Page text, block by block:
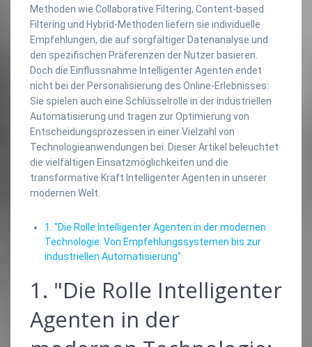
Methoden wie Collaborative Filtering, Content-based
Filtering und Hybrid-Methoden liefern sie individuelle
Empfehlungen, die auf sorgfältiger Datenanalyse und
den spezifischen Präferenzen der Nutzer basieren.
Doch die Einflussnahme Intelligenter Agenten endet
nicht bei der Personalisierung des Online-Erlebnisses:
Sie spielen auch eine Schlüsselrolle in der industriellen
Automatisierung und tragen zur Optimierung von
Entscheidungsprozessen in einer Vielzahl von
Technologieanwendungen bei. Dieser Artikel beleuchtet
die vielfältigen Einsatzmöglichkeiten und die
transformative Kraft Intelligenter Agenten in unserer
modernen Welt.
1. "Die Rolle Intelligenter Agenten in der modernen
Technologie: Von Empfehlungssystemen bis zur
industriellen Automatisierung"
1. "Die Rolle Intelligenter
Agenten in der